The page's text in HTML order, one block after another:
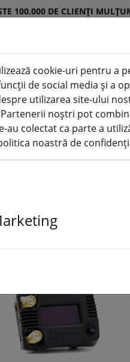
100.000 DE CLIENȚI
Magazin
DJI
Bater
ii
e
FPV
cookie-uri pentru a
de social media și a
utilizarea site-ului
noștri pot
au colectat ca parte a
noastră de